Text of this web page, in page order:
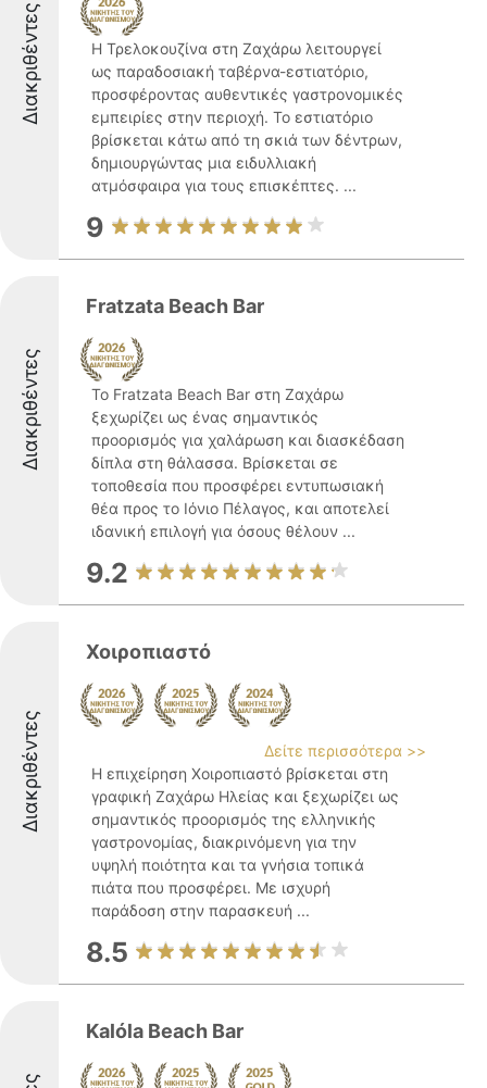
Διακριθέντες
Η Τρελοκουζίνα στη Ζαχάρω λειτουργεί
ως παραδοσιακή ταβέρνα-εστιατόριο,
προσφέροντας αυθεντικές γαστρονομικές
εμπειρίες στην περιοχή. Το εστιατόριο
βρίσκεται κάτω από τη σκιά των δέντρων,
δημιουργώντας μια ειδυλλιακή
ατμόσφαιρα για τους επισκέπτες. ...
9
Διακριθέντες
Fratzata Beach Bar
Το Fratzata Beach Bar στη Ζαχάρω
ξεχωρίζει ως ένας σημαντικός
προορισμός για χαλάρωση και διασκέδαση
δίπλα στη θάλασσα. Βρίσκεται σε
τοποθεσία που προσφέρει εντυπωσιακή
θέα προς το Ιόνιο Πέλαγος, και αποτελεί
ιδανική επιλογή για όσους θέλουν ...
9.2
Διακριθέντες
Χοιροπιαστό
Δείτε περισσότερα >>
Η επιχείρηση Χοιροπιαστό βρίσκεται στη
γραφική Ζαχάρω Ηλείας και ξεχωρίζει ως
σημαντικός προορισμός της ελληνικής
γαστρονομίας, διακρινόμενη για την
υψηλή ποιότητα και τα γνήσια τοπικά
πιάτα που προσφέρει. Με ισχυρή
παράδοση στην παρασκευή ...
8.5
Kalóla Beach Bar